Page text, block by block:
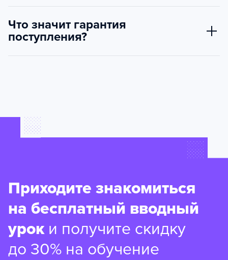
Что значит гарантия
поступления?
Приходите знакомиться
на бесплатный вводный
уроки получите скидку
до 30% на обучение